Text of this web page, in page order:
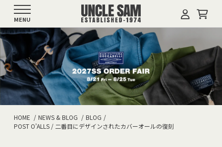
MENU
HOME NEWS & BLOG
BLOG
POST O’ALLS / 二番目にデザインされたカバーオールの復刻